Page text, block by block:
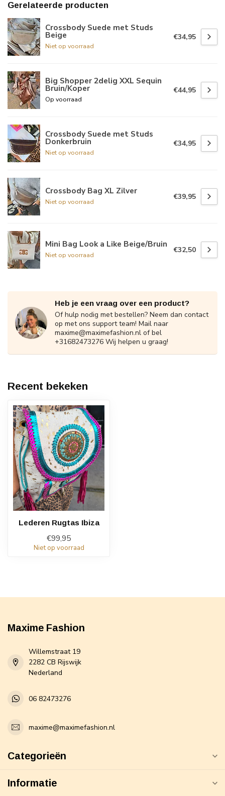
Gerelateerde producten
Crossbody Suede met Studs
Beige
Niet op voorraad
€34,95
Big Shopper 2delig XXL Sequin
Bruin/Koper
Op voorraad
€44,95
Crossbody Suede met Studs
Donkerbruin
Niet op voorraad
€34,95
Crossbody Bag XL Zilver
Niet op voorraad
€39,95
Mini Bag Look a Like Beige/Bruin
Niet op voorraad
€32,50
Heb je een vraag over een product?
Of hulp nodig met bestellen? Neem dan contact
op met ons support team! Mail naar
maxime@maximefashion.nl of bel
+31682473276 Wij helpen u graag!
Recent bekeken
Lederen Rugtas Ibiza
€99,95
Niet op voorraad
Maxime Fashion
Willemstraat 19
2282 CB Rijswijk
Nederland
06 82473276
maxime@maximefashion.nl
Categorieën
Informatie